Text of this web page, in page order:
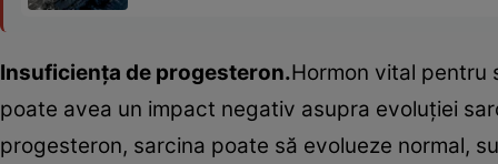
Insuficienţa de progesteron.Hormon vital pentru
poate avea un impact negativ asupra evoluţiei
progesteron, sarcina poate să evolueze normal,